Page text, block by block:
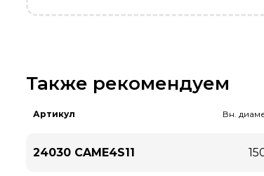
Также рекомендуем
Артикул Вн.
24030 CAME4S11